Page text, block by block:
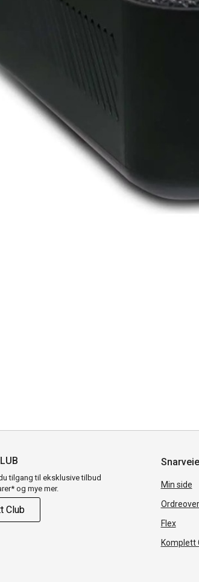
tilgang til eksklusive tilbud
og mye mer.
Club
Min side
Flex
Komplett